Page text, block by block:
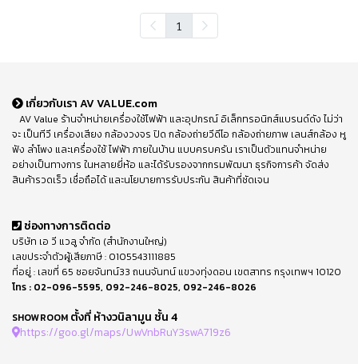
1
เกี่ยวกับเรา AV VALUE.com
AV Value ร้านจำหน่ายเครื่องใช้ไฟฟ้า และอุปกรณ์ อิเล็กทรอนิกส์แบรนด์ดัง ไม่ว่า
จะ เป็นทีวี เครื่องเสียง กล้องวงจร ปิด กล้องถ่ายวีดีโอ กล้องถ่ายภาพ เลนส์กล้อง หู
ฟัง ลำโพง และเครื่องใช้ ไฟฟ้า ภายในบ้าน แบบครบครัน เราเป็นตัวแทนจำหน่าย
อย่างเป็นทางการ ในหลายยี่ห้อ และได้รับรองจากกรมพัฒนา ธุรกิจการค้า จัดส่ง
สินค้ารวดเร็ว เชื่อถือได้ และนโยบายการรับประกัน สินค้าที่ชัดเจน
ช่องทางการติดต่อ
บริษัท เอ วี แวลู จำกัด (สำนักงานใหญ่)
เลขประจำตัวผู้เสียภาษี : 0105543111885
ที่อยู่ : เลขที่ 65 ซอยจันทน์33 ถนนจันทน์ แขวงทุ่งดอน เขตสาทร กรุงเทพฯ 10120
โทร : 02-096-5595, 092-246-8025, 092-246-8026
SHOWROOM ตั้งที่ ห้างวนิลามูน ชั้น 4
https://goo.gl/maps/UwVnbRuY3swA719z6